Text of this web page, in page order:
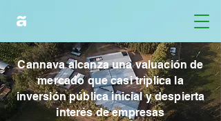
Cannava alcanza una valuación de
mercado que casi triplica la
inversión pública inicial y despierta
interés de empresas